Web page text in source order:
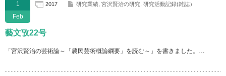
1
Feb
2017 研究業績 宮沢賢治の研究 研究活動記録(雑誌）
藝文攷22号
「宮沢賢治の芸術論～「農民芸術概論綱要」を読む～」を書きました。…